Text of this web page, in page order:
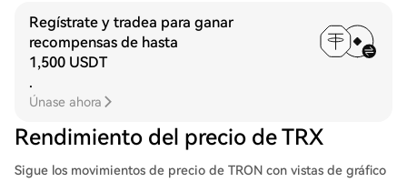
Regístrate y tradea para ganar
recompensas de hasta
1,500 USDT
.
Únase ahora
Rendimiento del precio de TRX
Sigue los movimientos de precio de TRON con vistas de gráfico